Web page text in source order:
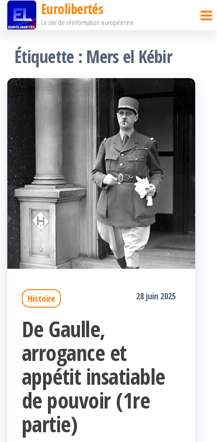
Passer
contenu
Eurolibertés
Le site de réinformation européenne
Étiquette : Mers el Kébir
Histoire 28 juin 2025
De Gaulle,
arrogance et
appétit insatiable
de pouvoir (1re
partie)